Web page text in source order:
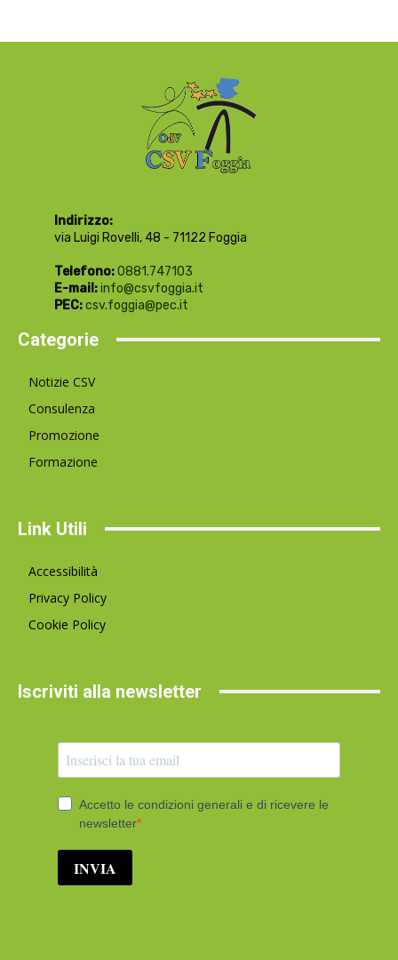
Indirizzo:
via Luigi Rovelli, 48 - 71122 Foggia
Telefono:0881.747103
E-mail:info@csvfoggia.it
PEC:csv.foggia@pec.it
Categorie
Notizie CSV
Consulenza
Promozione
Formazione
Link Utili
Accessibilità
Privacy Policy
Cookie Policy
Iscriviti alla newsletter